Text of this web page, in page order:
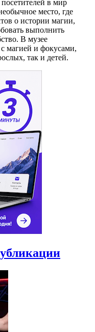
в мир
место, где
о истории магии,
выполнить
В музее
магией и фокусами,
так и детей.